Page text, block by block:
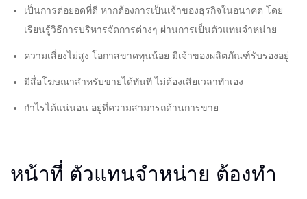
เป็นการต่อยอดที่ดี หากต้องการเป็นเจ้าของธุรกิจในอนาคต โดย
เรียนรู้วิธีการบริหารจัดการต่างๆ ผ่านการเป็นตัวแทนจำหน่าย
ความเสี่ยงไม่สูง โอกาสขาดทุนน้อย มีเจ้าของผลิตภัณฑ์รับรองอยู่
มีสื่อโฆษณาสำหรับขายได้ทันที ไม่ต้องเสียเวลาทำเอง
กำไรได้แน่นอน อยู่ที่ความสามารถด้านการขาย
หน้าที่ ตัวแทนจำหน่าย ต้องทำ